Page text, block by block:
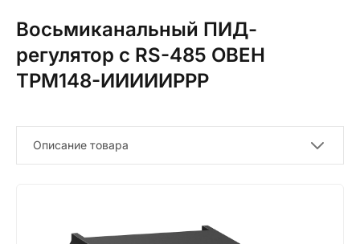
Восьмиканальный ПИД-
регулятор с RS-485 ОВЕН
ТРМ148-ИИИИИРРР
Описание товара